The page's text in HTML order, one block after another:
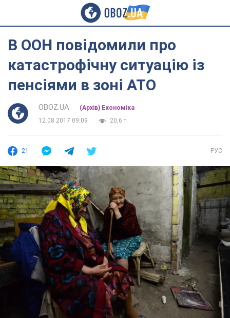
В ООН повідомили про
катастрофічну ситуацію із
пенсіями в зоні АТО
OBOZ.UA
(Архів) Економіка
12.08.2017 09:09
20,6 т.
21 РУС